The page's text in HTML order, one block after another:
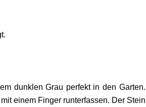
dunklen Grau perfekt in den Garten.
einem Finger runterfassen. Der Stein